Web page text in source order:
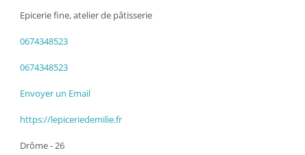
Epicerie fine, atelier de pâtisserie
0674348523
0674348523
Envoyer un Email
https://lepiceriedemilie.fr
Drôme - 26